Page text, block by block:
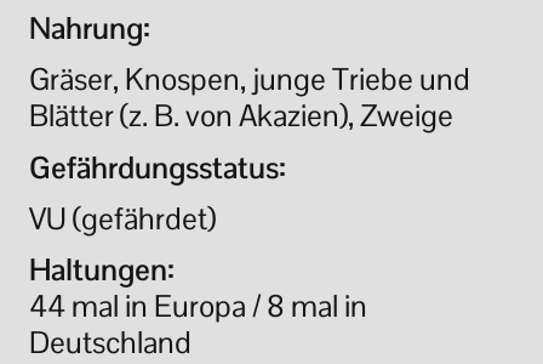
Nahrung:
Gräser, Knospen, junge Triebe und
Blätter (z. B. von Akazien), Zweige
Gefährdungsstatus:
VU (gefährdet)
Haltungen:
44 mal in Europa / 8 mal in
Deutschland